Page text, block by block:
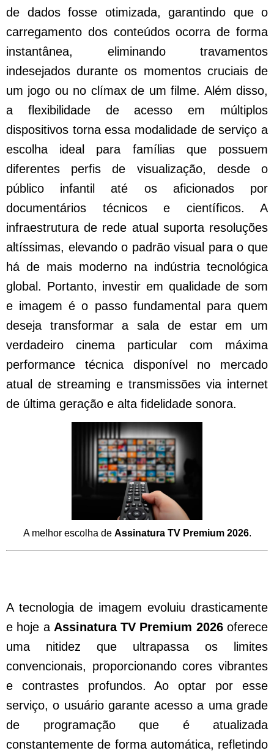
de dados fosse otimizada, garantindo que o
carregamento dos conteúdos ocorra de forma
instantânea, eliminando travamentos
indesejados durante os momentos cruciais de
um jogo ou no clímax de um filme. Além disso,
a flexibilidade de acesso em múltiplos
dispositivos torna essa modalidade de serviço a
escolha ideal para famílias que possuem
diferentes perfis de visualização, desde o
público infantil até os aficionados por
documentários técnicos e científicos. A
infraestrutura de rede atual suporta resoluções
altíssimas, elevando o padrão visual para o que
há de mais moderno na indústria tecnológica
global. Portanto, investir em qualidade de som
e imagem é o passo fundamental para quem
deseja transformar a sala de estar em um
verdadeiro cinema particular com máxima
performance técnica disponível no mercado
atual de streaming e transmissões via internet
de última geração e alta fidelidade sonora.
A melhor escolha de Assinatura TV Premium 2026.
A tecnologia de imagem evoluiu drasticamente
e hoje a Assinatura TV Premium 2026oferece
uma nitidez que ultrapassa os limites
convencionais, proporcionando cores vibrantes
e contrastes profundos. Ao optar por esse
serviço, o usuário garante acesso a uma grade
de programação que é atualizada
constantemente de forma automática, refletindo